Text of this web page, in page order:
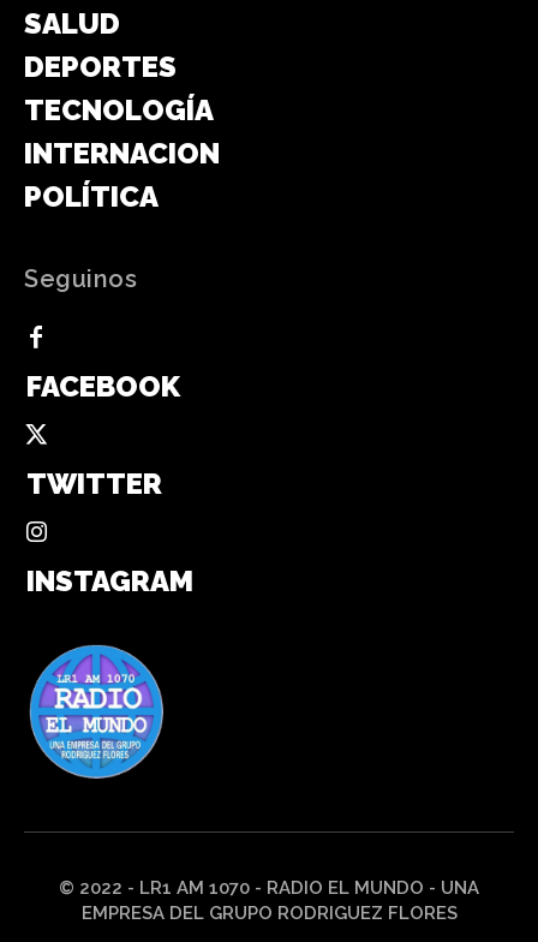
SALUD
DEPORTES
TECNOLOGÍA
INTERNACIONAL
POLÍTICA
Seguinos
FACEBOOK
TWITTER
INSTAGRAM
© 2022 - LR1 AM 1070 - RADIO EL MUNDO - UNA
EMPRESA DEL GRUPO RODRIGUEZ FLORES